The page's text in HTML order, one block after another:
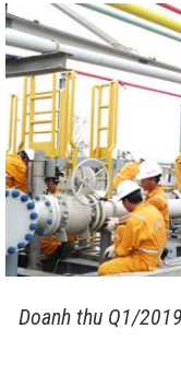
Doanh thu Q1/